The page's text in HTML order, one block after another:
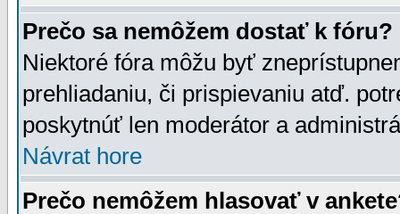
Prečo sa nemôžem dostať k fóru?
Niektoré fóra môžu byť
prehliadaniu, či prispievaniu atď.
poskytnúť len moderátor a
Návrat hore
Prečo nemôžem hlasovať v